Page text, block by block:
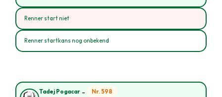
Renner start niet
Renner startkans nog onbekend
Tadej Pogacar - Nr. 598